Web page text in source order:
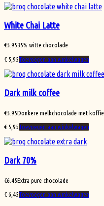
White Chai Latte
€5.9535% witte chocolade
€ 5,95Toevoegen aan winkelwagen
Dark milk coffee
€5.95Donkere melkchocolade met koffie
€ 5,95Toevoegen aan winkelwagen
Dark 70%
€6.45Extra pure chocolade
€ 6,45Toevoegen aan winkelwagen